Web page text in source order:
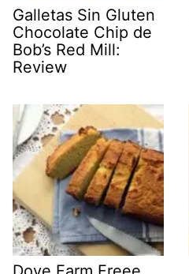
Galletas Sin Gluten
Chocolate Chip de
Bob’s Red Mill:
Review